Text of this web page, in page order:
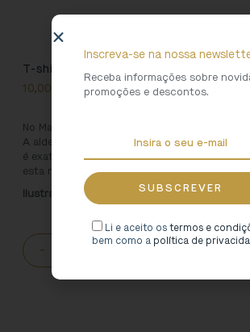
T-shirt “Menina Romana”
10,00
No Marco de Canaveses, existe uma aldeia
A aldeia é o Freixo e a cidade é a outrora
é exatamente no imaginário da cidade
esta nova linha infantil.
Ilustração: Rita Faria
- ADICIONAR AO
Inscreva-se na nossa
Receba informações sobre
promoções e descontos.
Li e aceito ostermos e
bem como a política de